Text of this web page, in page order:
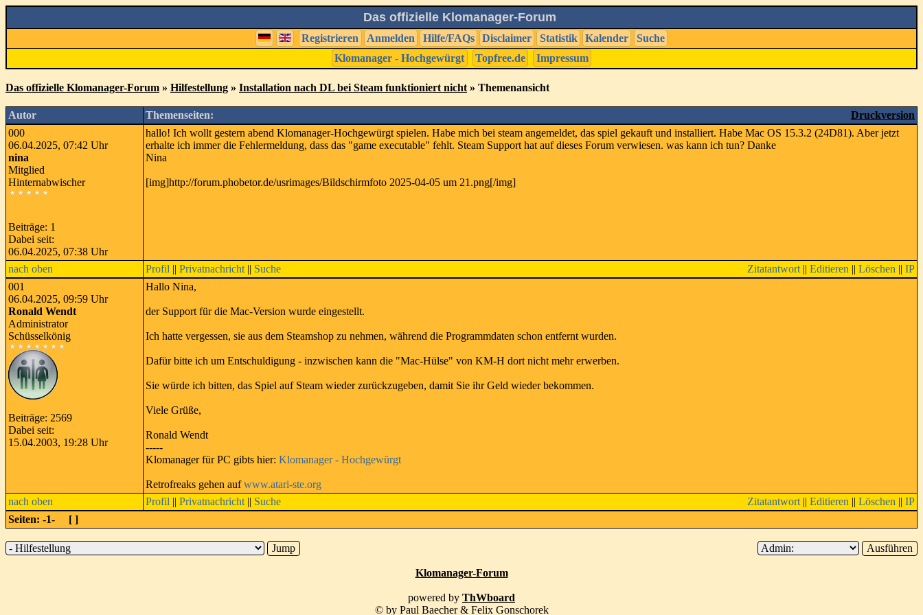
Das offizielle Klomanager-Forum
Registrieren Anmelden Hilfe/FAQs Disclaimer Statistik Kalender
Suche
Klomanager - Hochgewürgt
Topfree.de Impressum
Das offizielle Klomanager-Forum » Hilfestellung » Installation nach DL bei Steam funktioniert nicht » Themenansicht
Autor Themenseiten:
Druckversion
000
06.04.2025, 07:42 Uhr
nina
Mitglied
Hinternabwischer
Beiträge: 1
Dabei seit:
06.04.2025, 07:38 Uhr
hallo! Ich wollt gestern abend Klomanager-Hochgewürgt spielen. Habe mich bei steam angemeldet, das spiel gekauft und installiert. Habe Mac OS 15.3.2 (24D81). Aber jetzt
erhalte ich immer die Fehlermeldung, dass das "game executable" fehlt. Steam Support hat auf dieses Forum verwiesen. was kann ich tun? Danke
Nina
[img]http://forum.phobetor.de/usrimages/Bildschirmfoto 2025-04-05 um 21.png[/img]
nach oben Profil || Privatnachricht || Suche Zitatantwort || Editieren || Löschen || IP
001
06.04.2025, 09:59 Uhr
Ronald Wendt
Administrator
Schüsselkönig
Beiträge: 2569
Dabei seit:
15.04.2003, 19:28 Uhr
Hallo Nina,
der Support für die Mac-Version wurde eingestellt.
Ich hatte vergessen, sie aus dem Steamshop zu nehmen, während die Programmdaten schon entfernt wurden.
Dafür bitte ich um Entschuldigung - inzwischen kann die "Mac-Hülse" von KM-H dort nicht mehr erwerben.
Sie würde ich bitten, das Spiel auf Steam wieder zurückzugeben, damit Sie ihr Geld wieder bekommen.
Viele Grüße,
Ronald Wendt
-----
Klomanager für PC gibts hier: Klomanager - Hochgewürgt
Retrofreaks gehen aufwww.atari-ste.org
nach oben
Profil || Privatnachricht || Suche Zitatantwort || Editieren || Löschen || IP
Seiten: -1- [ ]
Klomanager-Forum
powered by ThWboard
© by Paul Baecher & Felix Gonschorek